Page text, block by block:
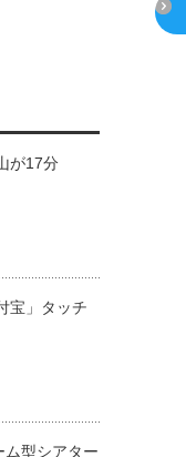
が17分
宝」タッチ
ム型シアター